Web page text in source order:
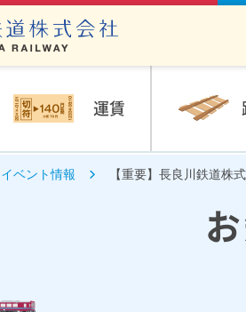
運賃
ベント情報 【重要】長良川鉄道